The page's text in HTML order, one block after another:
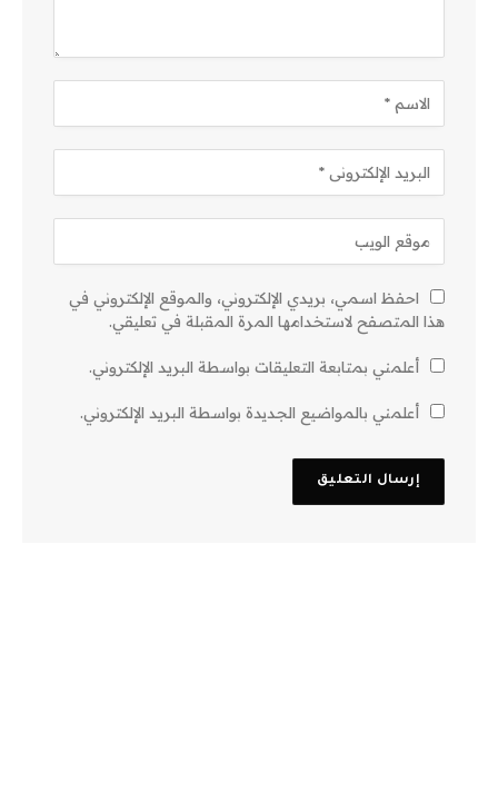
احفظ اسمي، بريدي الإلكتروني، والموقع الإلكتروني في
هذا المتصفح لاستخدامها المرة المقبلة في تعليقي.
أعلمني بمتابعة التعليقات بواسطة البريد الإلكتروني.
أعلمني بالمواضيع الجديدة بواسطة البريد الإلكتروني.